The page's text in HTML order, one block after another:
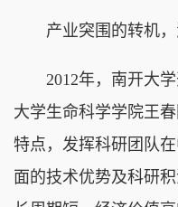
产业突围的转机，
2012年，南开大学
大学生命科学学院王
特点，发挥科研团队
面的技术优势及科研